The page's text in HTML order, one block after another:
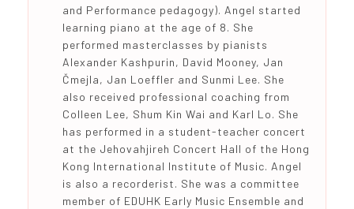
and Performance pedagogy). Angel started
learning piano at the age of 8. She
performed masterclasses by pianists
Alexander Kashpurin, David Mooney, Jan
Čmejla, Jan Loeffler and Sunmi Lee. She
also received professional coaching from
Colleen Lee, Shum Kin Wai and Karl Lo. She
has performed in a student-teacher concert
at the Jehovahjireh Concert Hall of the Hong
Kong International Institute of Music. Angel
is also a recorderist. She was a committee
member of EDUHK Early Music Ensemble and